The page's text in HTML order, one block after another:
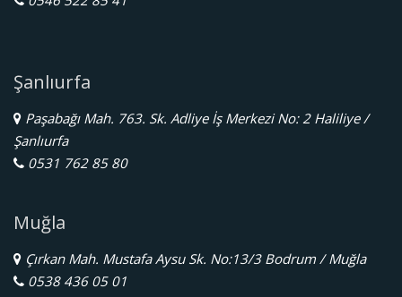
Şanlıurfa
Paşabağı Mah. 763. Sk. Adliye İş Merkezi No: 2 Haliliye /
Şanlıurfa
0531 762 85 80
Muğla
Çırkan Mah. Mustafa Aysu Sk. No:13/3 Bodrum / Muğla
0538 436 05 01